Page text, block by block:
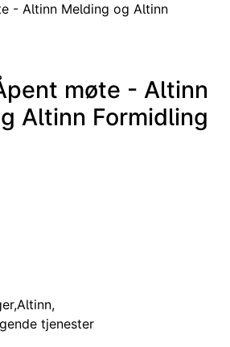
- Altinn Melding og Altinn
møte - Altinn
Altinn Formidling
Altinn
tjenester